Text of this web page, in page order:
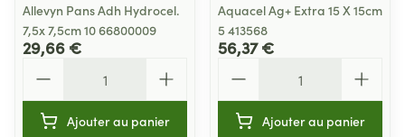
Allevyn Pans Adh Hydrocel.
7,5x 7,5cm 10 66800009
29,66 €
Ajouter au panier
Aquacel Ag+ Extra 15 X 15cm
5 413568
56,37 €
Ajouter au panier